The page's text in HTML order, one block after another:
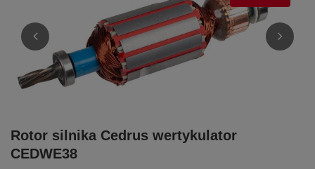
Rotor silnika Cedrus wertykulator
CEDWE38